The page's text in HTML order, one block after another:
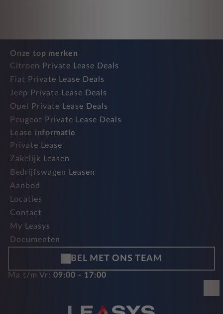
Onze top merken
Citroen Private Lease Deals
Fiat Private Lease Deals
Jeep Private Lease Deals
Opel Private Lease Deals
Peugeot Private Lease Deals
Lease informatie
Private Lease
Zakelijk Leasen
Bedrijfswagen Leasen
Aanbod
Locaties
Contact
My Leasys
Documenten
BEL MET ONS TEAM
Ma t/m Vr: 09:00 - 17:00